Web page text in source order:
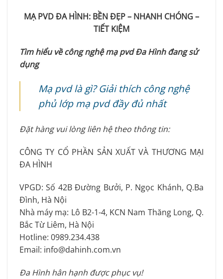
MẠ PVD ĐA HÌNH: BỀN ĐẸP – NHANH CHÓNG –
TIẾT KIỆM
Tìm hiểu về công nghệ mạ pvd Đa Hình đang sử
dụng
Mạ pvd là gì? Giải thích công nghệ
phủ lớp mạ pvd đầy đủ nhất
Đặt hàng vui lòng liên hệ theo thông tin:
CÔNG TY CỔ PHẦN SẢN XUẤT VÀ THƯƠNG MẠI
ĐA HÌNH
VPGD: Số 42B Đường Bưởi, P. Ngọc Khánh, Q.Ba
Đình, Hà Nội
Nhà máy mạ: Lô B2-1-4, KCN Nam Thăng Long, Q.
Bắc Từ Liêm, Hà Nội
Hotline: 0989.234.438
Email: info@dahinh.com.vn
Đa Hình hân hạnh được phục vụ!